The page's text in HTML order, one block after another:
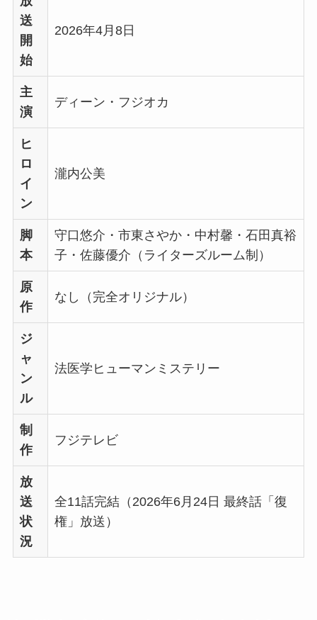
送
開
始
2026年4月8日
主
演
ディーン・フジオカ
ヒ
ロ
イ
ン
瀧内公美
脚
本
守口悠介・市東さやか・中村馨・石田真裕
子・佐藤優介（ライターズルーム制）
原
作
なし（完全オリジナル）
ジ
ャ
ン
ル
法医学ヒューマンミステリー
制
作
フジテレビ
放
送
状
況
全11話完結（2026年6月24日 最終話「復
権」放送）